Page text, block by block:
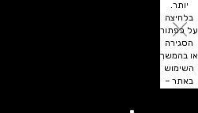
יותר.
בלחיצה
על כפתור
הסגירה
או בהמשך
השימוש
באתר –